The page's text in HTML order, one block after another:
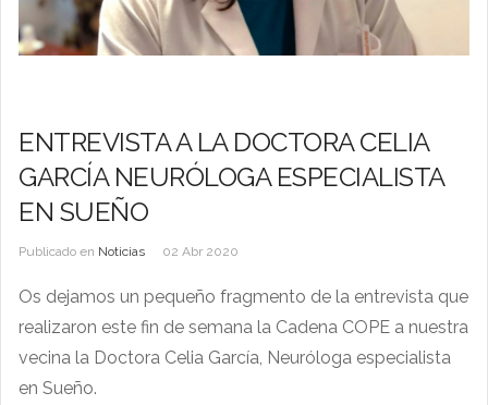
ENTREVISTA A LA DOCTORA CELIA
GARCÍA NEURÓLOGA ESPECIALISTA
EN SUEÑO
Publicado en Noticias 02 Abr 2020
Os dejamos un pequeño fragmento de la entrevista que
realizaron este fin de semana la Cadena COPE a nuestra
vecina la Doctora Celia García, Neuróloga especialista
en Sueño.